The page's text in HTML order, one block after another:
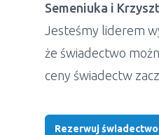
Semeniuka i
Jesteśmy liderem
że świadectwo
ceny świadectw
Rezerwuj